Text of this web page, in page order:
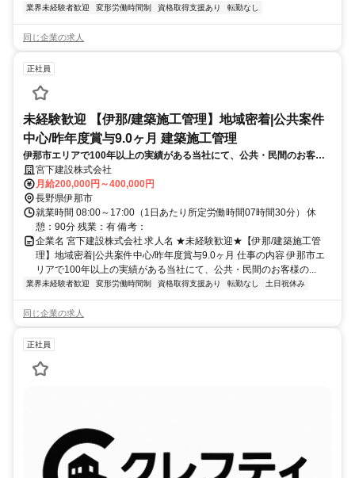
業界未経験者歓迎 変形労働時間制 資格取得支援あり 転勤なし
同じ企業の求人
正社員
未経験歓迎 【伊那/建築施工管理】地域密着|公共案件
中心/昨年度賞与9.0ヶ月 建築施工管理
伊那市エリアで100年以上の実績がある当社にて、公共・民間のお客様
の施工管理業務をお任せします。転勤がなく平均残業は15時間程度。資
格取得支援も手厚く、未経験から働き方を整えてキャリアアップ歓迎！
宮下建設株式会社
月給200,000円～400,000円
長野県伊那市
就業時間 08:00～17:00（1日あたり所定労働時間07時間30分） 休
憩：90分 残業：有 備考：
企業名 宮下建設株式会社 求人名 ★未経験歓迎★【伊那/建築施工管
理】地域密着|公共案件中心/昨年度賞与9.0ヶ月 仕事の内容 伊那市エ
リアで100年以上の実績がある当社にて、公共・民間のお客様の...
業界未経験者歓迎 変形労働時間制 資格取得支援あり 転勤なし 土日祝休み
同じ企業の求人
正社員